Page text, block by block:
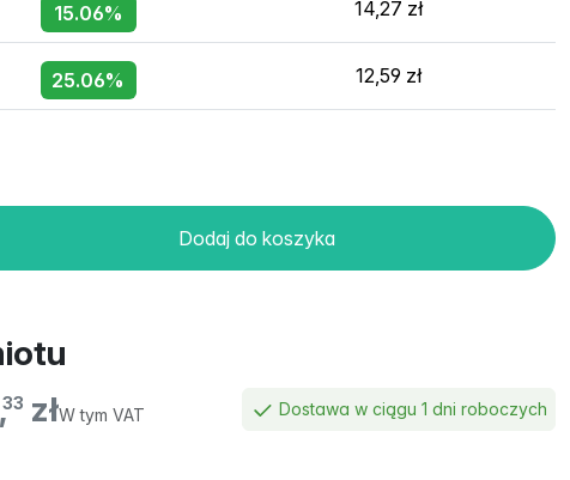
15.06% 14,27 zł
25.06% 12,59 zł
Dodaj do koszyka
33 złW tym VAT Dostawa w ciągu 1 dni roboczych